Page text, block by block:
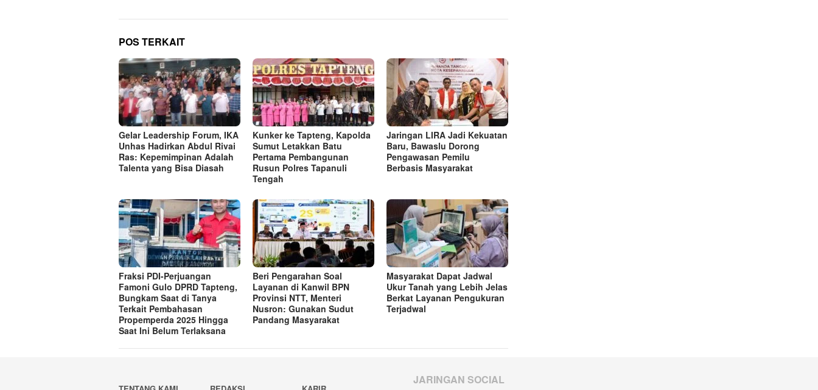
POS TERKAIT
Gelar Leadership Forum, IKA
Unhas Hadirkan Abdul Rivai
Ras: Kepemimpinan Adalah
Talenta yang Bisa Diasah
Kunker ke Tapteng, Kapolda
Sumut Letakkan Batu
Pertama Pembangunan
Rusun Polres Tapanuli
Tengah
Jaringan LIRA Jadi Kekuatan
Baru, Bawaslu Dorong
Pengawasan Pemilu
Berbasis Masyarakat
Fraksi PDI-Perjuangan
Famoni Gulo DPRD Tapteng,
Bungkam Saat di Tanya
Terkait Pembahasan
Propemperda 2025 Hingga
Saat Ini Belum Terlaksana
Beri Pengarahan Soal
Layanan di Kanwil BPN
Provinsi NTT, Menteri
Nusron: Gunakan Sudut
Pandang Masyarakat
Masyarakat Dapat Jadwal
Ukur Tanah yang Lebih Jelas
Berkat Layanan Pengukuran
Terjadwal
JARINGAN SOCIAL